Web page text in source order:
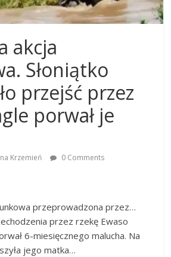
akcja
Słoniątko
przejść przez
porwał je
Krzemień 0 Comments
przeprowadzona przez…
przez rzekę Ewaso
6-miesięcznego malucha. Na
jego matka…